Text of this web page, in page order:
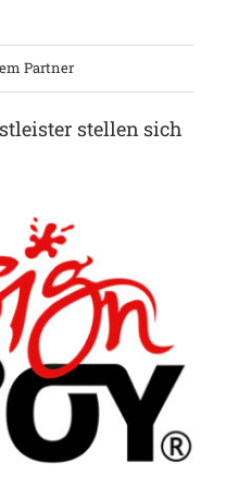
Partner
stellen sich